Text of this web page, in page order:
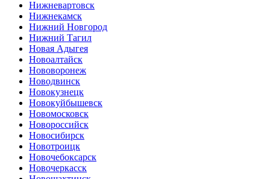
Нижневартовск
Нижнекамск
Нижний Новгород
Нижний Тагил
Новая Адыгея
Новоалтайск
Нововоронеж
Новодвинск
Новокузнецк
Новокуйбышевск
Новомосковск
Новороссийск
Новосибирск
Новотроицк
Новочебоксарск
Новочеркасск